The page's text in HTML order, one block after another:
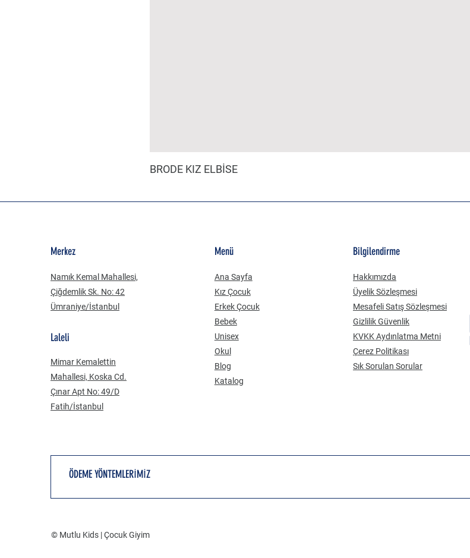
BRODE KIZ ELBİSE
Merkez
Namık Kemal Mahallesi,
Çiğdemlik Sk. No: 42
Ümraniye/İstanbul
Laleli
Mimar Kemalettin
Mahallesi, Koska Cd.
Çınar Apt No: 49/D
Fatih/İstanbul
Menü
Ana Sayfa
Kız Çocuk
Erkek Çocuk
Bebek
Unisex
Okul
Blog
Katalog
Bilgilendirme
Hakkımızda
Üyelik Sözleşmesi
Mesafeli Satış Sözleşmesi
Gizlilik Güvenlik
KVKK Aydınlatma Metni
Çerez Politikası
Sık Sorulan Sorular
ÖDEME YÖNTEMLERİMİZ
© Mutlu Kids | Çocuk Giyim